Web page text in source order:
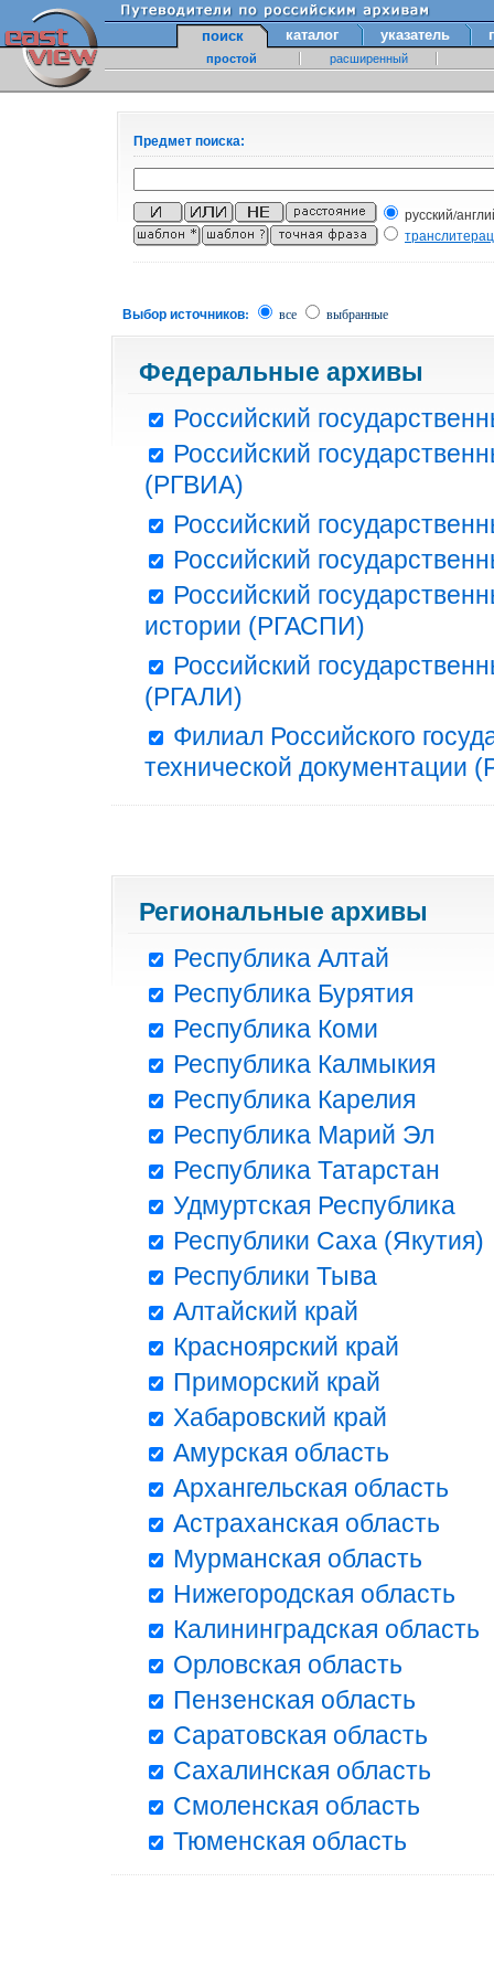
поиск каталог указатель
простой расширенный
Предмет поиска:
русский/
Выбор источников: все выбранные
Федеральные архивы
Российский
Российский
(РГВИА)
Российский
Российский
Российский
истории (РГАСПИ)
Российский
(РГАЛИ)
Филиал Российского
технической документации
Региональные архивы
Республика Алтай
Республика Бурятия
Республика Коми
Республика Калмыкия
Республика Карелия
Республика Марий Эл
Республика Татарстан
Удмуртская Республика
Республики Саха (Якутия)
Республики Тыва
Алтайский край
Красноярский край
Приморский край
Хабаровский край
Амурская область
Архангельская область
Астраханская область
Мурманская область
Нижегородская область
Калининградская область
Орловская область
Пензенская область
Саратовская область
Сахалинская область
Смоленская область
Тюменская область